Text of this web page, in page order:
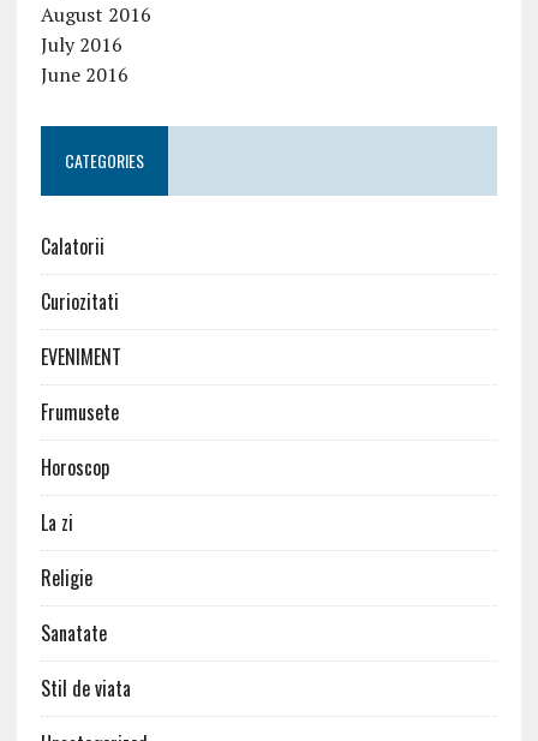
August 2016
July 2016
June 2016
CATEGORIES
Calatorii
Curiozitati
EVENIMENT
Frumusete
Horoscop
La zi
Religie
Sanatate
Stil de viata